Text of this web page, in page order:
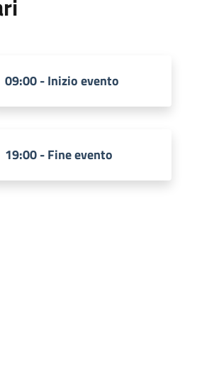
09:00 - Inizio evento
19:00 - Fine evento